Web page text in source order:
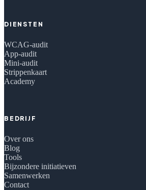
DIENSTEN
WCAG-audit
App-audit
Mini-audit
Strippenkaart
Academy
BEDRIJF
Over ons
Blog
Tools
Bijzondere initiatieven
Samenwerken
Contact